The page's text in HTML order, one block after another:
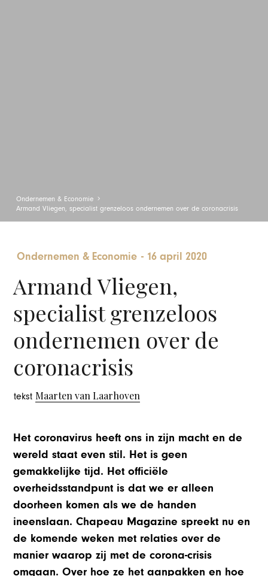
Ondernemen & Economie
Armand Vliegen, specialist grenzeloos ondernemen over de coronacrisis
Ondernemen & Economie - 16 april 2020
Armand Vliegen,
specialist grenzeloos
ondernemen over de
coronacrisis
tekst Maarten van Laarhoven
Het coronavirus heeft ons in zijn macht en de
wereld staat even stil. Het is geen
gemakkelijke tijd. Het officiële
overheidsstandpunt is dat we er alleen
doorheen komen als we de handen
ineenslaan. Chapeau Magazine spreekt nu en
de komende weken met relaties over de
manier waarop zij met de corona-crisis
omgaan. Over hoe ze het aanpakken en hoe